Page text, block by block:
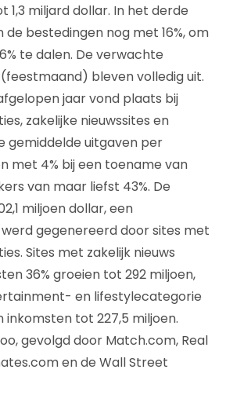
miljard dollar. In het derde
bestedingen nog met 16%, om
te dalen. De verwachte
bleven volledig uit.
jaar vond plaats bij
zakelijke nieuwssites en
gemiddelde uitgaven per
met 4% bij een toename van
van maar liefst 43%. De
miljoen dollar, een
gegenereerd door sites met
Sites met zakelijk nieuws
36% groeien tot 292 miljoen,
en lifestylecategorie
tot 227,5 miljoen.
gevolgd door Match.com, Real
en de Wall Street